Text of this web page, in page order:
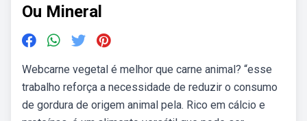
Ou Mineral
Webcarne vegetal é melhor que carne animal? “esse
trabalho reforça a necessidade de reduzir o consumo
de gordura de origem animal pela. Rico em cálcio e